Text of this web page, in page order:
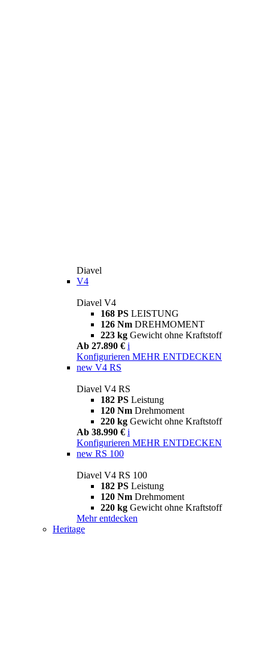
Diavel
V4
Diavel V4
168 PS LEISTUNG
126 Nm DREHMOMENT
223 kg Gewicht ohne Kraftstoff
Ab 27.890 € i
Konfigurieren MEHR ENTDECKEN
new V4 RS
Diavel V4 RS
182 PS Leistung
120 Nm Drehmoment
220 kg Gewicht ohne Kraftstoff
Ab 38.990 € i
Konfigurieren MEHR ENTDECKEN
new RS 100
Diavel V4 RS 100
182 PS Leistung
120 Nm Drehmoment
220 kg Gewicht ohne Kraftstoff
Mehr entdecken
Heritage